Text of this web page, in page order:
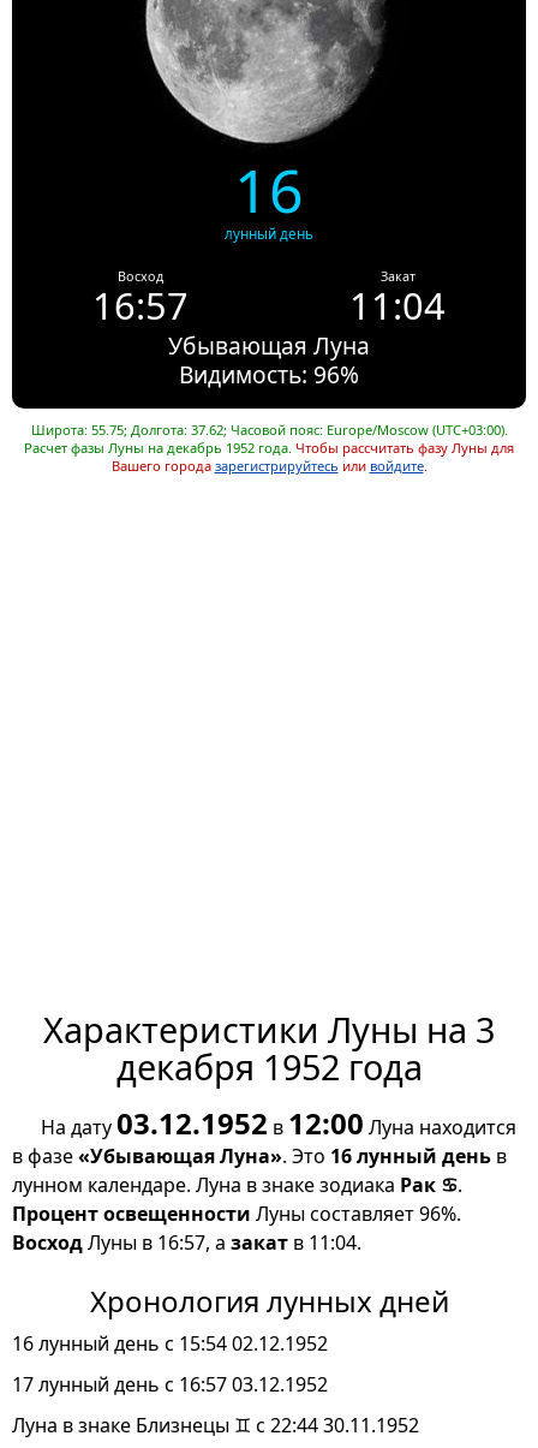
16
лунный день
Восход
16:57
Закат
11:04
Убывающая Луна
Видимость: 96%
Широта: 55.75; Долгота: 37.62; Часовой пояс: Europe/Moscow (UTC+03:00).
Расчет фазы Луны на декабрь 1952 года. Чтобы рассчитать фазу Луны для
Вашего города зарегистрируйтесь или войдите.
Характеристики Луны на 3
декабря 1952 года
На дату03.12.1952 в 12:00 Луна находится
в фазе«Убывающая Луна». Это 16 лунный день в
лунном календаре. Луна в знаке зодиака Рак ♋.
Процент освещенности Луны составляет 96%.
ВосходЛуны в 16:57, а закат в 11:04.
Хронология лунных дней
16 лунный день с 15:54 02.12.1952
17 лунный день с 16:57 03.12.1952
Луна в знаке Близнецы ♊ с 22:44 30.11.1952